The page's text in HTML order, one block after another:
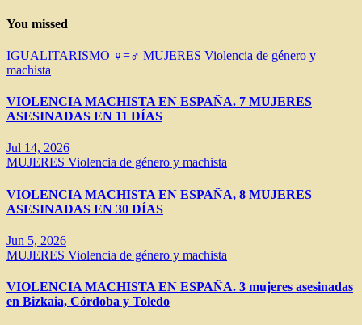
You missed
IGUALITARISMO ♀=♂ MUJERES Violencia de género y
machista
VIOLENCIA MACHISTA EN ESPAÑA. 7 MUJERES
ASESINADAS EN 11 DÍAS
Jul 14, 2026
MUJERES Violencia de género y machista
VIOLENCIA MACHISTA EN ESPAÑA, 8 MUJERES
ASESINADAS EN 30 DÍAS
Jun 5, 2026
MUJERES Violencia de género y machista
VIOLENCIA MACHISTA EN ESPAÑA. 3 mujeres asesinadas
en Bizkaia, Córdoba y Toledo